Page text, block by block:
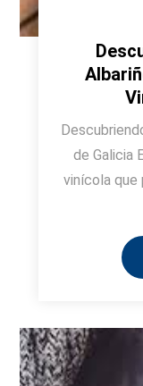
de Galicia
vinícola que